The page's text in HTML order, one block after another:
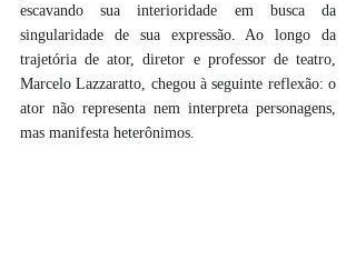
escavando sua interioridade em busca da
singularidade de sua expressão. Ao longo da
trajetória de ator, diretor e professor de teatro,
Marcelo Lazzaratto, chegou à seguinte reflexão: o
ator não representa nem interpreta personagens,
mas manifesta heterônimos.